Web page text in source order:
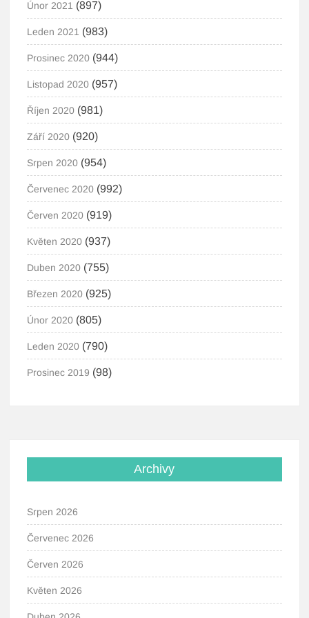
Únor 2021 (897)
Leden 2021 (983)
Prosinec 2020 (944)
Listopad 2020 (957)
Říjen 2020 (981)
Září 2020 (920)
Srpen 2020 (954)
Červenec 2020 (992)
Červen 2020 (919)
Květen 2020 (937)
Duben 2020 (755)
Březen 2020 (925)
Únor 2020 (805)
Leden 2020 (790)
Prosinec 2019 (98)
Archivy
Srpen 2026
Červenec 2026
Červen 2026
Květen 2026